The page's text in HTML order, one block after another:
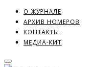
О ЖУРНАЛЕ
АРХИВ НОМЕРОВ
КОНТАКТЫ
МЕДИА-КИТ